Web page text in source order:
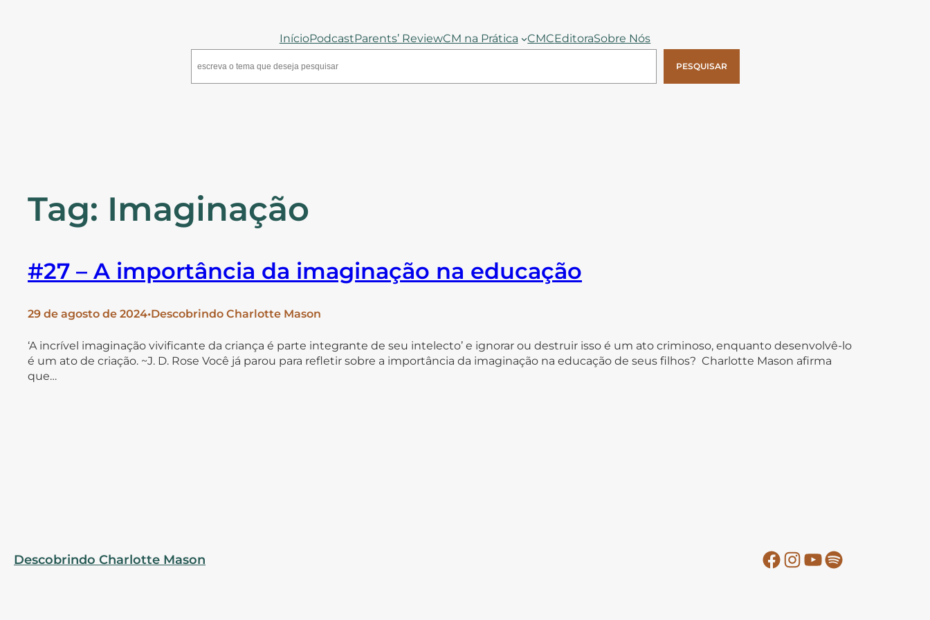
InícioPodcastParents’ ReviewCM na Prática CMCEditoraSobre Nós
PESQUISAR
Tag: Imaginação
#27 – A importância da imaginação na educação
29 de agosto de 2024•Descobrindo Charlotte Mason
‘A incrível imaginação vivificante da criança é parte integrante de seu intelecto’ e ignorar ou destruir isso é um ato criminoso, enquanto desenvolvê-lo
é um ato de criação. ~J. D. Rose Você já parou para refletir sobre a importância da imaginação na educação de seus filhos? Charlotte Mason afirma
que…
Descobrindo Charlotte Mason Facebook Instagram YouTube Spotify